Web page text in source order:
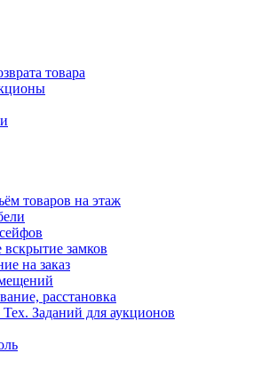
товара
товаров на этаж
замков
на заказ
расстановка
Тех. Заданий для аукционов